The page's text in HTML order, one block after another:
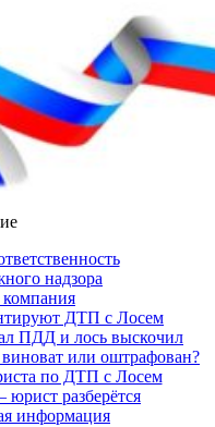
надзора
компания
ДТП с Лосем
ПДД и лось выскочил
или оштрафован?
по ДТП с Лосем
разберётся
информация